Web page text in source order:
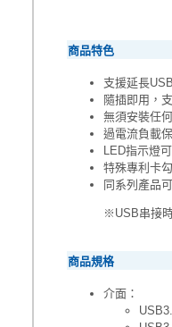
商品特色
支援延長
隨插即用，
無須安裝任
過電流負載
LED指示燈
特殊專利卡
同系列產品
※USB串接
商品規格
介面：